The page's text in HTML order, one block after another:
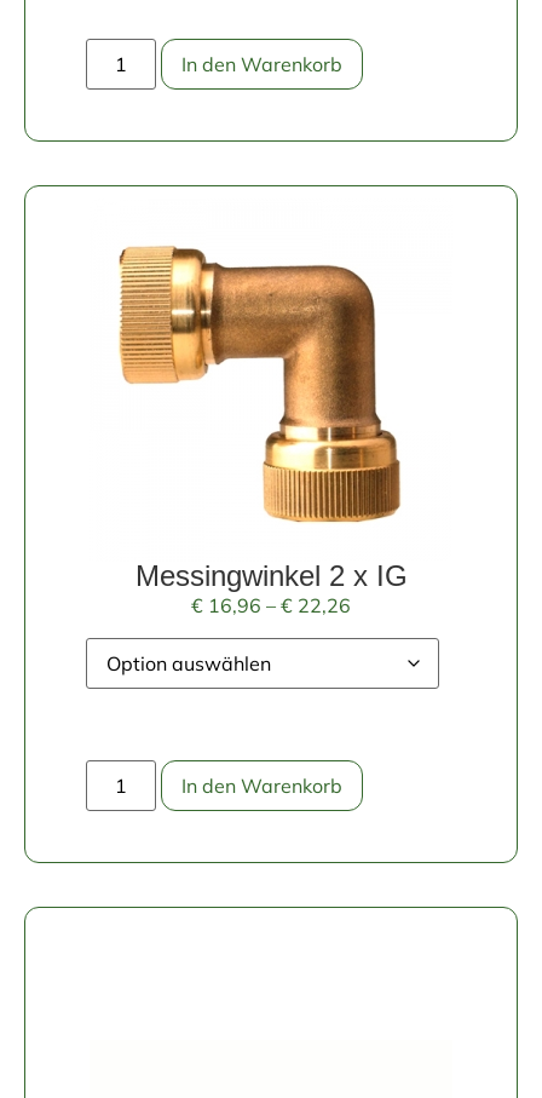
In den Warenkorb
Messingwinkel 2 x IG
€ 16,96 – € 22,26
In den Warenkorb